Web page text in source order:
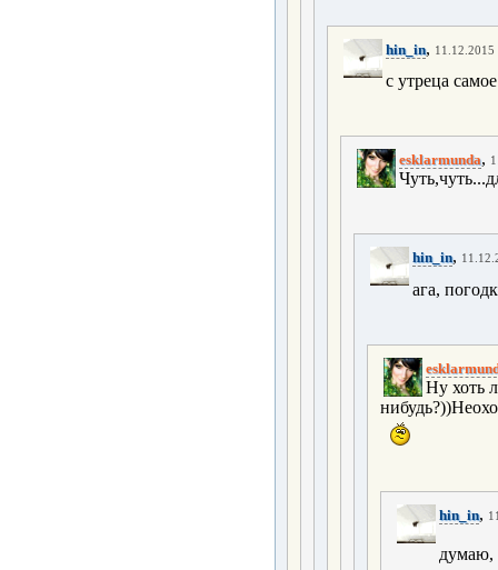
hin_in, 11.12.2015
с утреца
esklarmunda,
hin_in,
ага,
Ну хоть
hin_in,
думаю,